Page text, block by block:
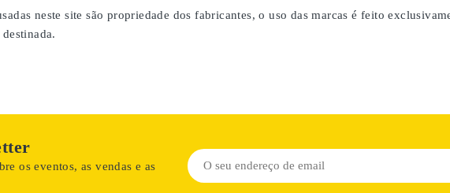
neste site são propriedade dos fabricantes, o uso das marcas é feito
os eventos, as vendas e as